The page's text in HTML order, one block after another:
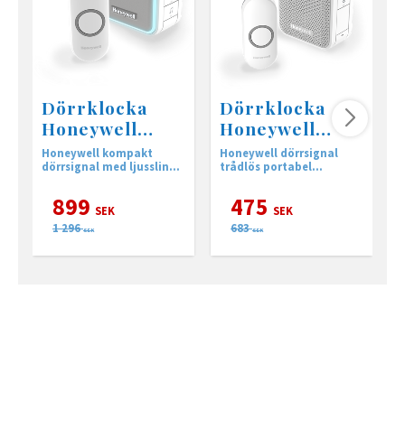
Dörrklocka
Honeywell
DC515NP2
Honeywell kompakt
dörrsignal med ljusslinga
899 SEK
1 296 SEK
Dörrklocka
Honeywell
DC311N 150m
Honeywell dörrsignal
trådlös portabel
meters räckvidd
475 SEK
683 SEK